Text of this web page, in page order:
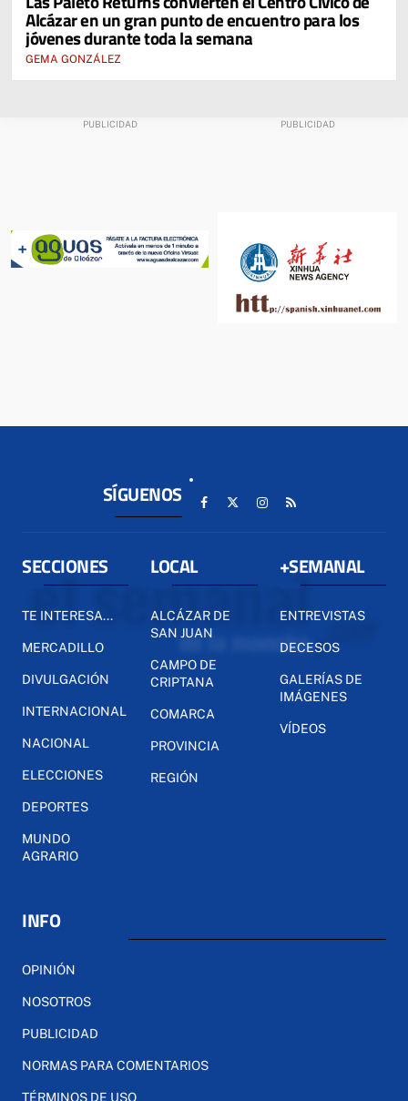
Alcázar en un gran punto de encuentro para los
jóvenes durante toda la semana
GEMA GONZÁLEZ
SÍGUENOS
SECCIONES
TE INTERESA...
MERCADILLO
DIVULGACIÓN
INTERNACIONAL
NACIONAL
ELECCIONES
DEPORTES
MUNDO
AGRARIO
LOCAL
ALCÁZAR DE
SAN JUAN
CAMPO DE
CRIPTANA
COMARCA
PROVINCIA
REGIÓN
+SEMANAL
ENTREVISTAS
DECESOS
GALERÍAS DE
IMÁGENES
VÍDEOS
INFO
OPINIÓN
NOSOTROS
PUBLICIDAD
NORMAS PARA COMENTARIOS
TÉRMINOS DE USO